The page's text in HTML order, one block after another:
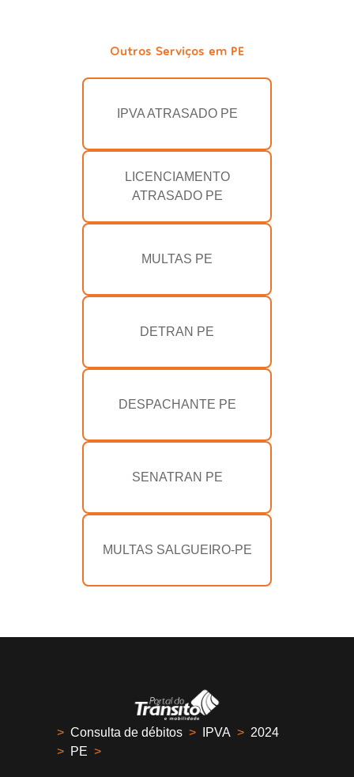
Outros Serviços em PE
IPVA ATRASADO PE
LICENCIAMENTO
ATRASADO PE
MULTAS PE
DETRAN PE
DESPACHANTE PE
SENATRAN PE
MULTAS SALGUEIRO-PE
> Consulta de débitos > IPVA > 2024
> PE >